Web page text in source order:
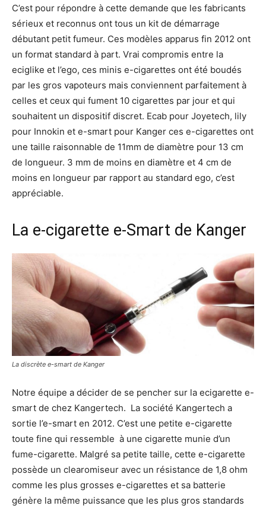
C’est pour répondre à cette demande que les fabricants
sérieux et reconnus ont tous un kit de démarrage
débutant petit fumeur. Ces modèles apparus fin 2012 ont
un format standard à part. Vrai compromis entre la
eciglike et l’ego, ces minis e-cigarettes ont été boudés
par les gros vapoteurs mais conviennent parfaitement à
celles et ceux qui fument 10 cigarettes par jour et qui
souhaitent un dispositif discret. Ecab pour Joyetech, lily
pour Innokin et e-smart pour Kanger ces e-cigarettes ont
une taille raisonnable de 11mm de diamètre pour 13 cm
de longueur. 3 mm de moins en diamètre et 4 cm de
moins en longueur par rapport au standard ego, c’est
appréciable.
La e-cigarette e-Smart de Kanger
La discrète e-smart de Kanger
Notre équipe a décider de se pencher sur la ecigarette e-
smart de chez Kangertech. La société Kangertech a
sortie l’e-smart en 2012. C’est une petite e-cigarette
toute fine qui ressemble à une cigarette munie d’un
fume-cigarette. Malgré sa petite taille, cette e-cigarette
possède un clearomiseur avec un résistance de 1,8 ohm
comme les plus grosses e-cigarettes et sa batterie
génère la même puissance que les plus gros standards